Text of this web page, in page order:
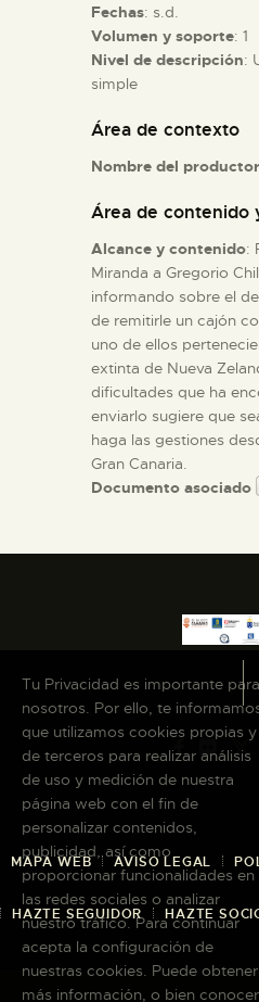
DIDÁCTICA
ESPAÑOL
Fechas: s.d.
Volumen y soporte: 1
Nivel de descripción:
simple
Área de contexto
Nombre del productor
Área de contenido
Alcance y contenido:
Miranda a Gregorio
informando sobre el
de remitirle un cajón
uno de ellos
extinta de Nueva
dificultades que ha
enviarlo sugiere que
haga las gestiones
Gran Canaria.
Documento asociado
MAPA WEB AVISO LEGAL
HAZTE SEGUIDOR HAZTE
Tu Privacidad es importante para
nosotros. Por ello, te
que utilizamos cookies propias y
de terceros para realizar análisis
de uso y medición de nuestra
página web con el fin de
personalizar contenidos,
publicidad, así como
proporcionar funcionalidades en
las redes sociales o analizar
nuestro tráfico. Para continuar
acepta la configuración de
nuestras cookies. Puede obtener
más información, o bien conocer